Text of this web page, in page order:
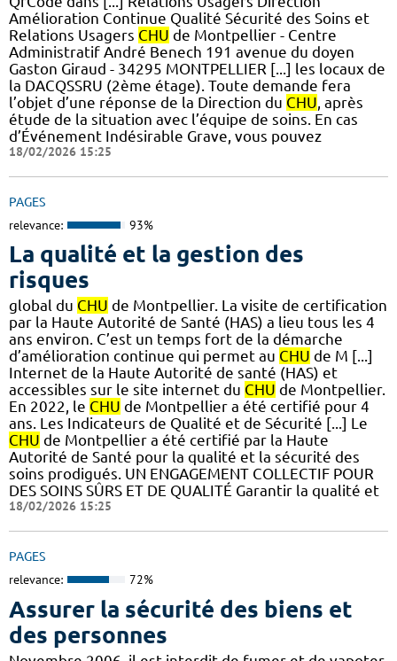
Amélioration Continue Qualité Sécurité des Soins et
Relations Usagers CHU de Montpellier - Centre
Administratif André Benech 191 avenue du doyen
Gaston Giraud - 34295 MONTPELLIER [...] les locaux de
la DACQSSRU (2ème étage). Toute demande fera
l’objet d’une réponse de la Direction du CHU , après
étude de la situation avec l’équipe de soins. En cas
d’Événement Indésirable Grave, vous pouvez
18/02/2026 15:25
PAGES
relevance: 93%
La qualité et la gestion des
risques
global du CHU de Montpellier. La visite de certification
par la Haute Autorité de Santé (HAS) a lieu tous les 4
ans environ. C’est un temps fort de la démarche
d’amélioration continue qui permet au CHU de M [...]
Internet de la Haute Autorité de santé (HAS) et
accessibles sur le site internet du CHU de Montpellier.
En 2022, le CHU de Montpellier a été certifié pour 4
ans. Les Indicateurs de Qualité et de Sécurité [...] Le
CHU de Montpellier a été certifié par la Haute
Autorité de Santé pour la qualité et la sécurité des
soins prodigués. UN ENGAGEMENT COLLECTIF POUR
DES SOINS SÛRS ET DE QUALITÉ Garantir la qualité et
18/02/2026 15:25
PAGES
relevance: 72%
Assurer la sécurité des biens et
des personnes